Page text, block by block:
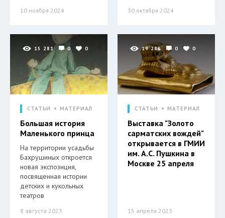
10 ноября 2024 30 октября 2024
15 281 0 0
СТАТЬИ МАТЕРИАЛ
Большая история
Маленького принца
На территории усадьбы
Бахрушиных откроется
новая экспозиция,
посвященная истории
детских и кукольных
театров
8 августа 2023
19 286 0 0
СТАТЬИ МАТЕРИАЛ
Выставка "Золото
сарматских вождей"
открывается в ГМИИ
им. А.С. Пушкина в
Москве 25 апреля
15 апреля 2023